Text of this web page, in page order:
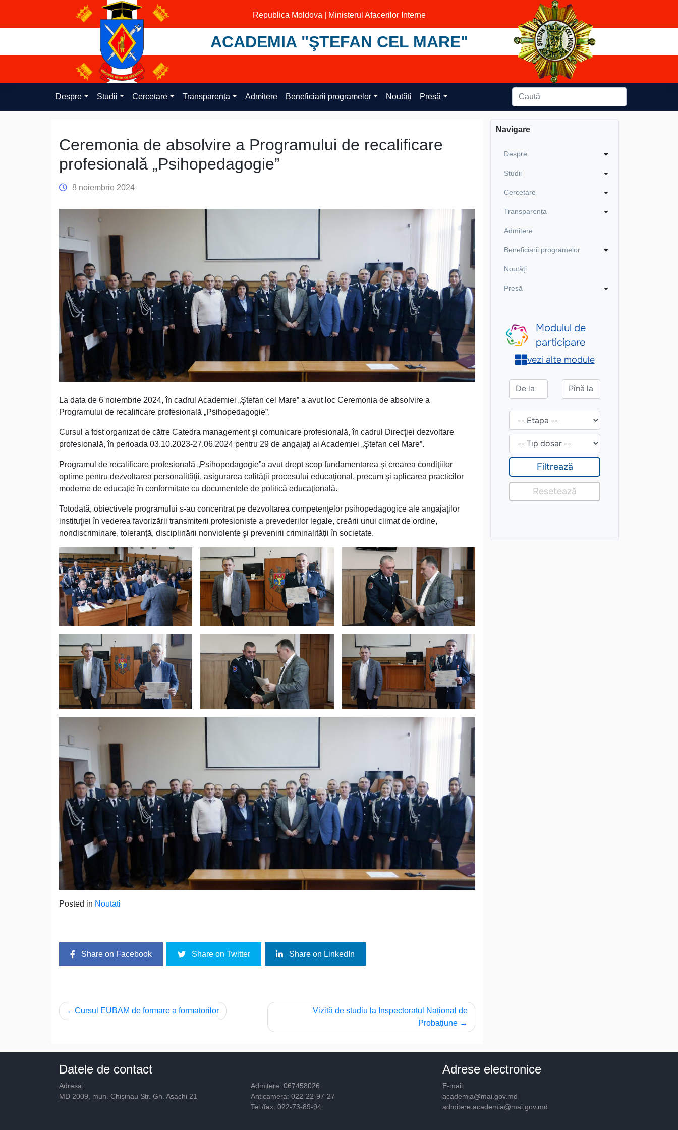
content
Republica Moldova | Ministerul Afacerilor Interne
ACADEMIA "ŞTEFAN CEL MARE"
Despre Studii Cercetare Transparența Admitere Beneficiarii programelor Noutăți Presă
Ceremonia de absolvire a Programului de recalificare
profesională „Psihopedagogie”
8 noiembrie 2024
La data de 6 noiembrie 2024, în cadrul Academiei „Ştefan cel Mare” a avut loc Ceremonia de absolvire a
Programului de recalificare profesională „Psihopedagogie”.
Cursul a fost organizat de către Catedra management şi comunicare profesională, în cadrul Direcţiei dezvoltare
profesională, în perioada 03.10.2023-27.06.2024 pentru 29 de angajaţi ai Academiei „Ştefan cel Mare”.
Programul de recalificare profesională „Psihopedagogie”a avut drept scop fundamentarea şi crearea condiţiilor
optime pentru dezvoltarea personalităţii, asigurarea calităţii procesului educaţional, precum şi aplicarea practicilor
moderne de educaţie în conformitate cu documentele de politică educaţională.
Totodată, obiectivele programului s-au concentrat pe dezvoltarea competenţelor psihopedagogice ale angajaţilor
instituţiei în vederea favorizării transmiterii profesioniste a prevederilor legale, creării unui climat de ordine,
nondiscriminare, toleranță, disciplinării nonviolente şi prevenirii criminalității în societate.
Posted in Noutati
Share on Facebook Share on Twitter Share on LinkedIn
Navigare
articole
Cursul EUBAM de formare a formatorilor
Vizită de studiu la Inspectoratul Național de
Probațiune
Navigare
Despre
Studii
Cercetare
Transparența
Admitere
Beneficiarii programelor
Noutăți
Presă
Datele de contact
Adresa:
MD 2009, mun. Chisinau Str. Gh. Asachi 21
Admitere: 067458026
Anticamera: 022-22-97-27
Tel./fax: 022-73-89-94
Adrese electronice
E-mail:
academia@mai.gov.md
admitere.academia@mai.gov.md